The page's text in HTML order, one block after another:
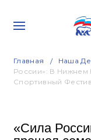
Главная Наша
России»: В
Спортивный
«Сила